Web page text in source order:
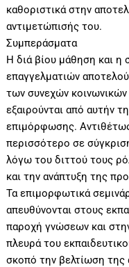
καθοριστικά στην
αντιμετώπισής του.
Συμπεράσματα
Η διά βίου μάθηση και
επαγγελματιών
των συνεχών κοινωνικών
εξαιρούνται από αυτήν
επιμόρφωσης.
περισσότερο σε
λόγω του διττού τους
και την ανάπτυξη της
Τα επιμορφωτικά
απευθύνονται στους
παροχή γνώσεων και
πλευρά του
σκοπό την βελτίωση της